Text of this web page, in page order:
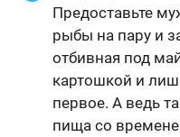
Предоставьте
рыбы на пару и
отбивная под
картошкой и
первое. А ведь
пища со